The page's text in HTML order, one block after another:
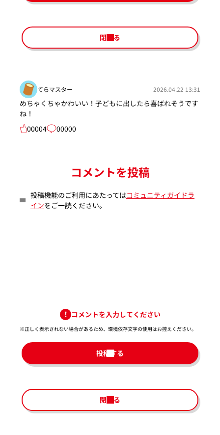
閉じる
てらマスター 2026.04.22 13:31
めちゃくちゃかわいい！子どもに出したら喜ばれそうです
ね！
00004
00000
コメントを投稿
投稿機能のご利用にあたってはコミュニティガイドラ
インをご一読ください。
コメントを入力してください
※正しく表示されない場合があるため、環境依存文字の使用はお控えください。​
投稿する
閉じる